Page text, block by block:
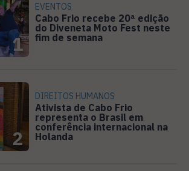
1
EVENTOS
Cabo Frio recebe 20ª edição
do Diveneta Moto Fest neste
fim de semana
2
DIREITOS HUMANOS
Ativista de Cabo Frio
representa o Brasil em
conferência internacional na
Holanda